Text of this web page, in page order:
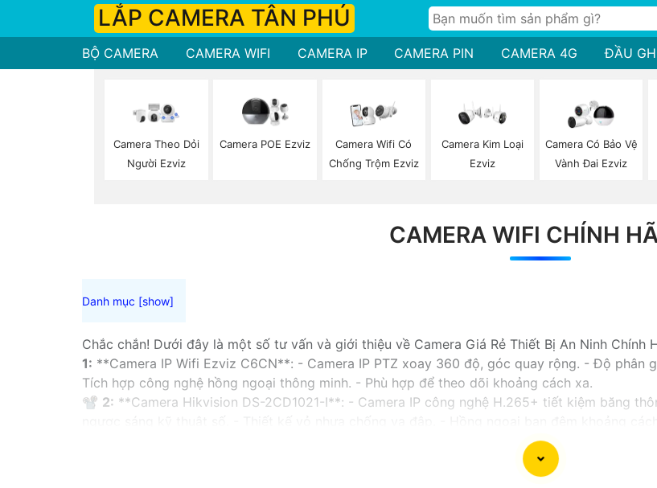
LẮP CAMERA TÂN PHÚ
BỘ CAMERA CAMERA WIFI CAMERA IP CAMERA PIN CAMERA 4G ĐẦU
Camera Theo Dỏi
Người Ezviz
Camera POE Ezviz
Camera Wifi Có
Chống Trộm Ezviz
Camera Kim Loại
Ezviz
Camera Có Bảo Vệ
Vành Đai Ezviz
CAMERA WIFI CHÍNH
Chắc chắn! Dưới đây là một số tư vấn và giới thiệu về Camera Giá Rẻ Thiết Bị An Ninh Chính
1: **Camera IP Wifi Ezviz C6CN**: - Camera IP PTZ xoay 360 độ, góc quay rộng. - Độ phân
Tích hợp công nghệ hồng ngoại thông minh. - Phù hợp để theo dõi khoảng cách xa.
📽 2: **Camera Hikvision DS-2CD1021-I**: - Camera IP công nghệ H.265+ tiết kiệm băng
**Camera Dahua HDCVI HAC-HFW1200T**: - Camera HDCVI 2MP hỗ trợ chất lượng
ngoại lên đến 20m. - Chống ngược sáng Digital WDR, cân bằng sáng, chống nhiễu 3D. - Giá
Nhớ kiểm tra và lựa chọn sản phẩm phù hợp với nhu cầu sử dụng và không gian lắp đặt của